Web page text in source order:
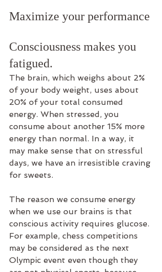
Maximize your performance
Consciousness makes you
fatigued.
The brain, which weighs about 2%
of your body weight, uses about
20% of your total consumed
energy. When stressed, you
consume about another 15% more
energy than normal. In a way, it
may make sense that on stressful
days, we have an irresistible craving
for sweets.
The reason we consume energy
when we use our brains is that
conscious activity requires glucose.
For example, chess competitions
may be considered as the next
Olympic event even though they